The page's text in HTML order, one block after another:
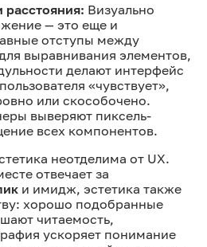
расстояния: Визуально
— это еще и
отступы между
выравнивания элементов,
делают интерфейс
«чувствует»,
или скособочено.
выверяют пиксель-
всех компонентов.
неотделима от UX.
отвечает за
и имидж, эстетика также
хорошо подобранные
читаемость,
ускоряет понимание